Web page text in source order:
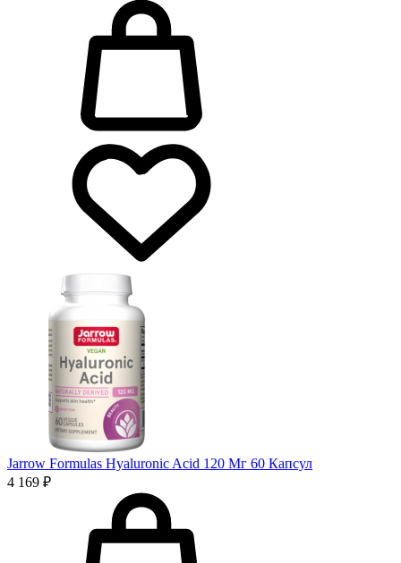
Jarrow Formulas Hyaluronic Acid 120 Мг 60 Капсул
4 169 ₽